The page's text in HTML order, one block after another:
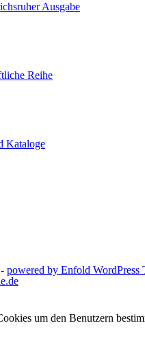
Ausgabe
Reihe
Kataloge
powered by Enfold WordPress
um den Benutzern